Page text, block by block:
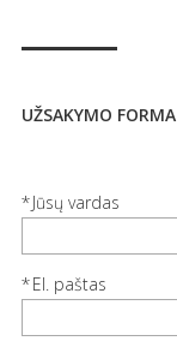
UŽSAKYMO FORMA
Jūsų vardas
El. paštas